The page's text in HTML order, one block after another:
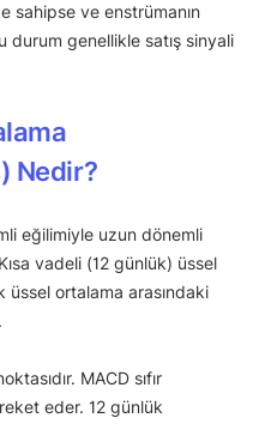
sahipse ve enstrümanın
durum genellikle satış sinyali
Nedir?
eğilimiyle uzun dönemli
vadeli (12 günlük) üssel
ortalama arasındaki
MACD sıfır
eder. 12 günlük